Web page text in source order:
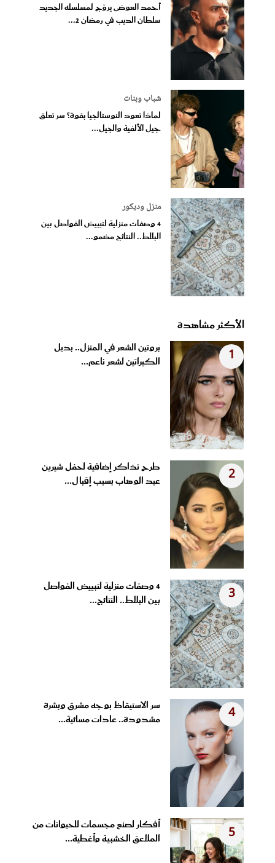
أحمد العوضى يروّج لمسلسله الجديد
سلطان الديب في رمضان 2...
شباب وبنات
لماذا تعود النوستالجيا بقوة؟ سر تعلق
جيل الألفية والجيل...
منزل وديكور
4 وصفات منزلية لتبييض الفواصل بين
البلاط.. النتائج مضمو...
الأكثر مشاهدة
1
بروتين الشعر في المنزل.. بديل
الكيراتين لشعر ناعم...
2
طرح تذاكر إضافية لحفل شيرين
عبد الوهاب بسبب إقبال...
3
4 وصفات منزلية لتبييض الفواصل
بين البلاط.. النتائج...
4
سر الاستيقاظ بوجه مشرق وبشرة
مشدودة.. عادات مسائية...
5
أفكار لصنع مجسمات للحيوانات من
الملاعق الخشبية وأغطية...